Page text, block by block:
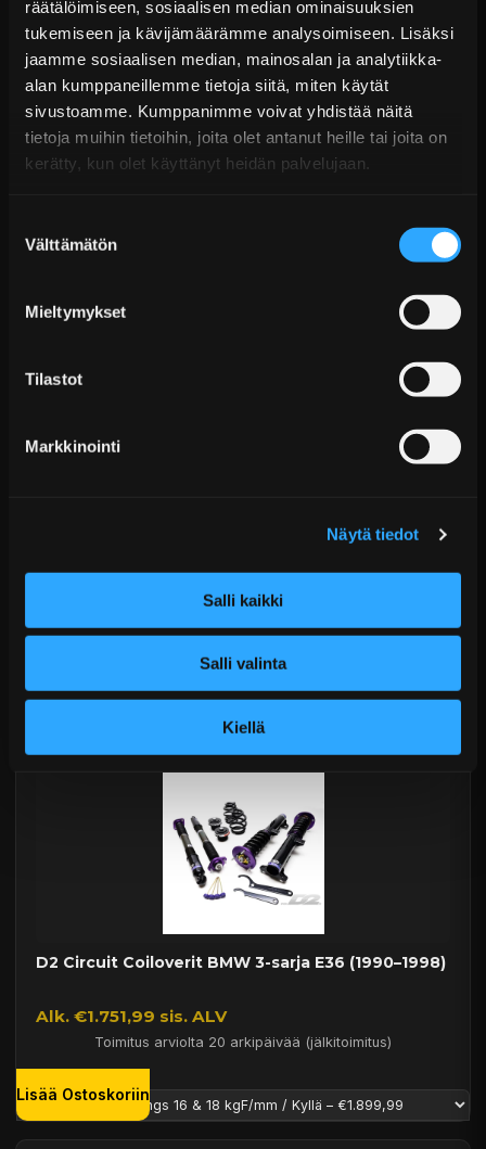
räätälöimiseen, sosiaalisen median ominaisuuksien
tukemiseen ja kävijämäärämme analysoimiseen. Lisäksi
jaamme sosiaalisen median, mainosalan ja analytiikka-
alan kumppaneillemme tietoja siitä, miten käytät
sivustoamme. Kumppanimme voivat yhdistää näitä
tietoja muihin tietoihin, joita olet antanut heille tai joita on
kerätty, kun olet käyttänyt heidän palvelujaan.
valinta
Välttämätön
Mieltymykset
Tilastot
Markkinointi
Näytä tiedot
Salli kaikki
Salli valinta
Kiellä
Madaltaa auton painopistettä
Sporttisempi ulkonäkö
Suunniteltu toimimaan alkuperäisten
iskunvaimentimien kanssa
Kevyt ja kestävä kromivanadiiniteräs
Suositeltavaa asentaa korjaamossa
Pyöränkulmien säätö suositeltavaa asennuksen
Kaupan sijainnissa olevat tuotteet 1–3 arkipäivässä
Päävaraston tuotteet 7 arkipäivässä
Jälkitoimitustuotteet noin 20 arkipäivässä
asiakaspalvelu@tpwparts.com
Puhelin:+358 449011828
KATSO LISÄÄ
D2 Circuit Coiloverit BMW 3-sarja E36 (1990–1998)
Alk. €1.751,99 sis. ALV
Toimitus arviolta 20 arkipäivää (jälkitoimitus)
Lisää Ostoskoriin